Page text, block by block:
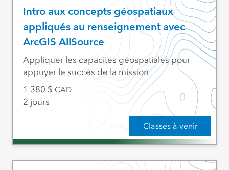
Intro aux concepts géospatiaux
appliqués au renseignement avec
ArcGIS AllSource
Classes à venir
Appliquer les capacités géospatiales pour
appuyer le succès de la mission
1 380
CAD
2 jours